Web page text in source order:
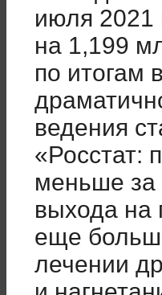
июля 2021
на 1,199
по итогам
ведения
«Росстат:
меньше за
выхода на
еще
лечении